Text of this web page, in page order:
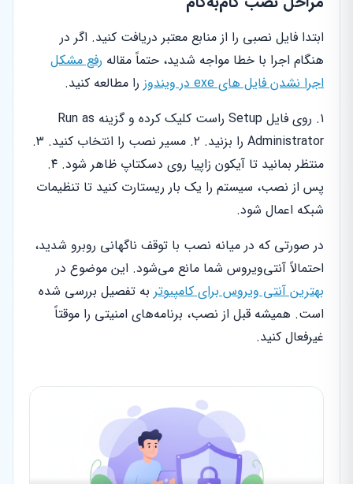
ابتدا فایل نصبی را از منابع معتبر دریافت کنید. اگر در
هنگام اجرا با خطا مواجه شدید، حتماً مقاله رفع مشکل
اجرا نشدن فایل های exe در ویندوز
را مطالعه کنید.
۱. روی فایل Setup راست کلیک کرده و گزینه Run as
Administrator را بزنید. ۲. مسیر نصب را انتخاب کنید. ۳.
منتظر بمانید تا آیکون زاپیا روی دسکتاپ ظاهر شود. ۴.
پس از نصب، سیستم را یک بار ریستارت کنید تا تنظیمات
شبکه اعمال شود.
در صورتی که در میانه نصب با توقف ناگهانی روبرو شدید،
احتمالاً آنتی‌ویروس شما مانع می‌شود. این موضوع در
بهترین آنتی ویروس برای کامپیوتر به تفصیل بررسی شده
است. همیشه قبل از نصب، برنامه‌های امنیتی را موقتاً
غیرفعال کنید.